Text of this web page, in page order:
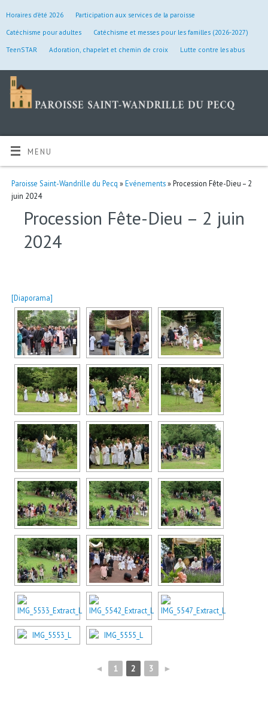
Horaires d’été 2026
Participation aux services de la paroisse
Catéchisme pour adultes
Catéchisme et messes pour les familles (2026-2027)
TeenSTAR
Adoration, chapelet et chemin de croix Lutte contre les abus
MENU
Paroisse Saint-Wandrille du Pecq »Evénements» Procession Fête-Dieu – 2
juin 2024
Procession Fête-Dieu – 2 juin
2024
[Diaporama]
◄ 1 2 3 ►